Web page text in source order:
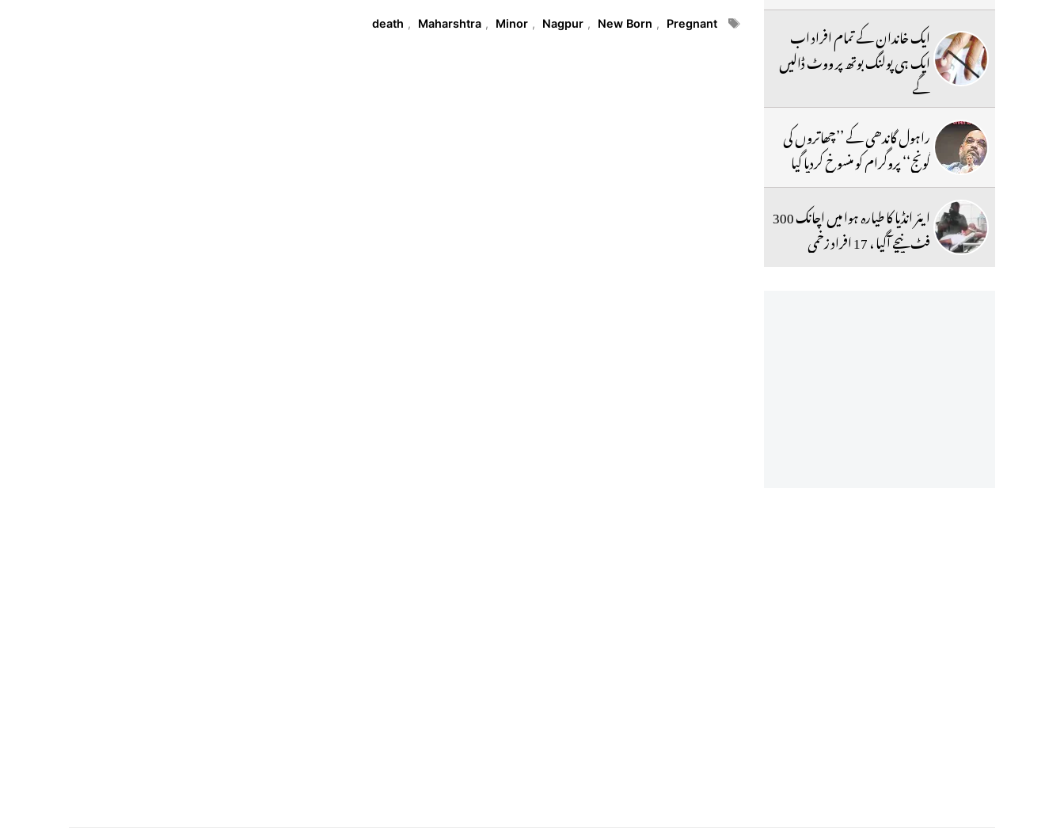
Tags
death , Maharshtra , Minor , Nagpur , New Born , Pregnant
ایک خاندان کے تمام افراد اب
ایک ہی پولنگ بوتھ پر ووٹ ڈالیں
گے
راہول گاندھی کے ’’چھاتروں کی
گونج‘‘ پروگرام کو منسوخ کردیا گیا
ایئر انڈیا کا طیارہ ہوا میں اچانک 300
فٹ نیچے آگیا ، 17 افراد زخمی